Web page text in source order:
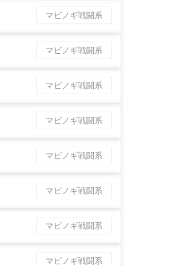
マビノギ戦闘系
マビノギ戦闘系
マビノギ戦闘系
マビノギ戦闘系
マビノギ戦闘系
マビノギ戦闘系
マビノギ戦闘系
マビノギ戦闘系